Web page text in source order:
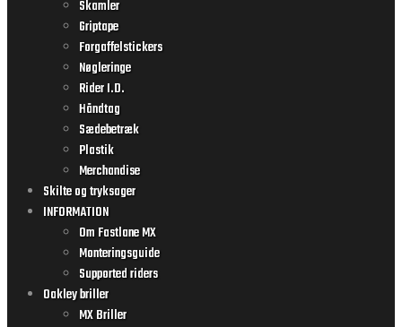
Skamler
Griptape
Forgaffelstickers
Nøgleringe
Rider I.D.
Håndtag
Sædebetræk
Plastik
Merchandise
Skilte og tryksager
INFORMATION
Om Fastlane MX
Monteringsguide
Supported riders
Oakley briller
MX Briller